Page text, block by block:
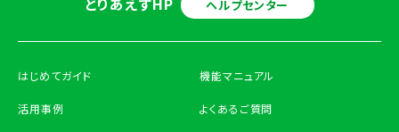
ヘルプセンター
はじめてガイド
活用事例
機能マニュアル
よくあるご質問